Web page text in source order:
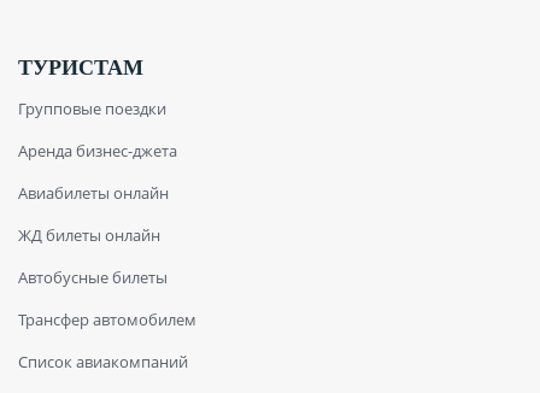
ТУРИСТАМ
Групповые поездки
Аренда бизнес-джета
Авиабилеты онлайн
ЖД билеты онлайн
Автобусные билеты
Трансфер автомобилем
Список авиакомпаний